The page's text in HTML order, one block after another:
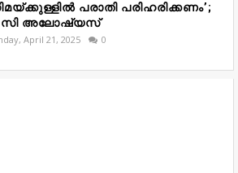
പരാതി പരിഹരിക്കണം’;
സി അലോഷ്യസ്
April 21, 2025 0